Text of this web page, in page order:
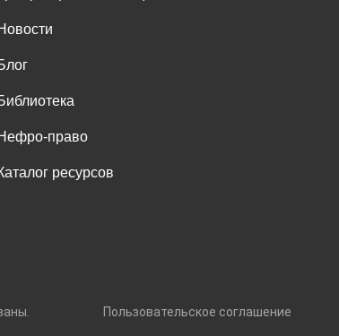
право
ресурсов
Пользовательское соглашение